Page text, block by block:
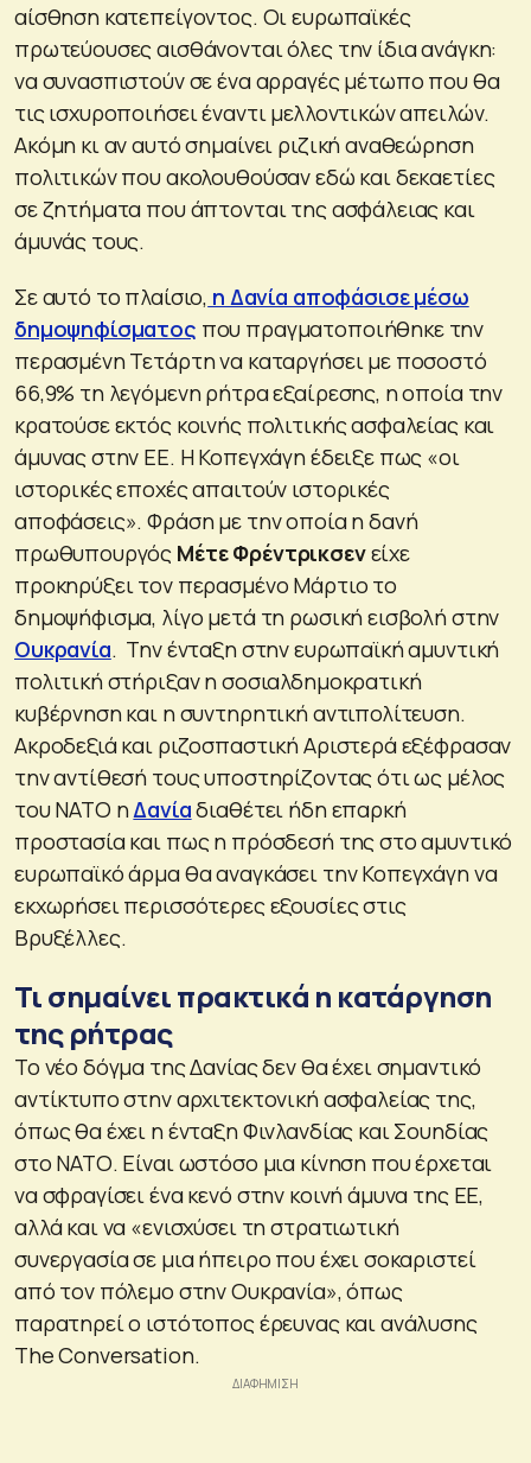
αίσθηση κατεπείγοντος. Οι ευρωπαϊκές
πρωτεύουσες αισθάνονται όλες την ίδια ανάγκη:
να συνασπιστούν σε ένα αρραγές μέτωπο που θα
τις ισχυροποιήσει έναντι μελλοντικών απειλών.
Ακόμη κι αν αυτό σημαίνει ριζική αναθεώρηση
πολιτικών που ακολουθούσαν εδώ και δεκαετίες
σε ζητήματα που άπτονται της ασφάλειας και
άμυνάς τους.
Σε αυτό το πλαίσιο, η Δανία αποφάσισε μέσω
δημοψηφίσματος που πραγματοποιήθηκε την
περασμένη Τετάρτη να καταργήσει με ποσοστό
66,9% τη λεγόμενη ρήτρα εξαίρεσης, η οποία την
κρατούσε εκτός κοινής πολιτικής ασφαλείας και
άμυνας στην ΕΕ. Η Κοπεγχάγη έδειξε πως «οι
ιστορικές εποχές απαιτούν ιστορικές
αποφάσεις». Φράση με την οποία η δανή
πρωθυπουργός Μέτε Φρέντρικσενείχε
προκηρύξει τον περασμένο Μάρτιο το
δημοψήφισμα, λίγο μετά τη ρωσική εισβολή στην
Ουκρανία. Την ένταξη στην ευρωπαϊκή αμυντική
πολιτική στήριξαν η σοσιαλδημοκρατική
κυβέρνηση και η συντηρητική αντιπολίτευση.
Ακροδεξιά και ριζοσπαστική Αριστερά εξέφρασαν
την αντίθεσή τους υποστηρίζοντας ότι ως μέλος
του ΝΑΤΟ ηΔανίαδιαθέτει ήδη επαρκή
προστασία και πως η πρόσδεσή της στο αμυντικό
ευρωπαϊκό άρμα θα αναγκάσει την Κοπεγχάγη να
εκχωρήσει περισσότερες εξουσίες στις
Βρυξέλλες.
Τι σημαίνει πρακτικά η κατάργηση
της ρήτρας
Το νέο δόγμα της Δανίας δεν θα έχει σημαντικό
αντίκτυπο στην αρχιτεκτονική ασφαλείας της,
όπως θα έχει η ένταξη Φινλανδίας και Σουηδίας
στο ΝΑΤΟ. Είναι ωστόσο μια κίνηση που έρχεται
να σφραγίσει ένα κενό στην κοινή άμυνα της ΕΕ,
αλλά και να «ενισχύσει τη στρατιωτική
συνεργασία σε μια ήπειρο που έχει σοκαριστεί
από τον πόλεμο στην Ουκρανία», όπως
παρατηρεί ο ιστότοπος έρευνας και ανάλυσης
The Conversation.